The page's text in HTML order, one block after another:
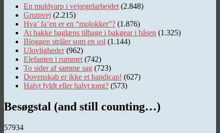
En muldvarp i vejregelarbejdet (2.848)
Grumvej (2.215)
Hva’ fa’en er en “molokker”? (1.876)
At bakke baglæns tilbage i bakgear i båsen (1.325)
Bloggen stråler som en sol (1.144)
Ulovligheder (962)
Elefanten i rummet (742)
To sider af samme sag (723)
Dovenskab er ikke et handicap! (627)
Halvt fyldt eller halvt tomt? (573)
Besøgstal (and still counting…)
57934